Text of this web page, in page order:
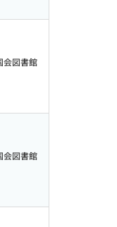
会図書館
会図書館